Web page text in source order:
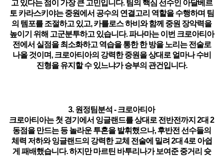
고 있다는 점이 가장 큰 고민입니다. 팀의 핵심 선수인 아달베르
토 카라스키야는 중원에서 공수의 연결고리 역할을 수행하며 팀
의 템포를 조절하고 있고, 카를로스 하비와 함께 중원 장악력을
높이기 위해 고군분투하고 있습니다. 파나마는 이번 크로아티아
전에서 실점을 최소화하고 역습을 통한 한 방을 노리는 전술로
나올 것이며, 크로아티아의 강력한 중원을 상대로 얼마나 수비
진형을 유지할 수 있느냐가 승부의 관건입니다.
3. 원정팀분석 - 크로아티아
크로아티아는 첫 경기에서 잉글랜드를 상대로 전반전까지 2대 2
동점을 만드는 등 놀라운 투혼을 발휘했으나, 후반전 선수들의
체력 저하와 잉글랜드의 강력한 교체 전술에 밀려 2대 4로 아쉽
게 패배했습니다. 하지만 마르틴 바투리나가 보여준 중거리 슛